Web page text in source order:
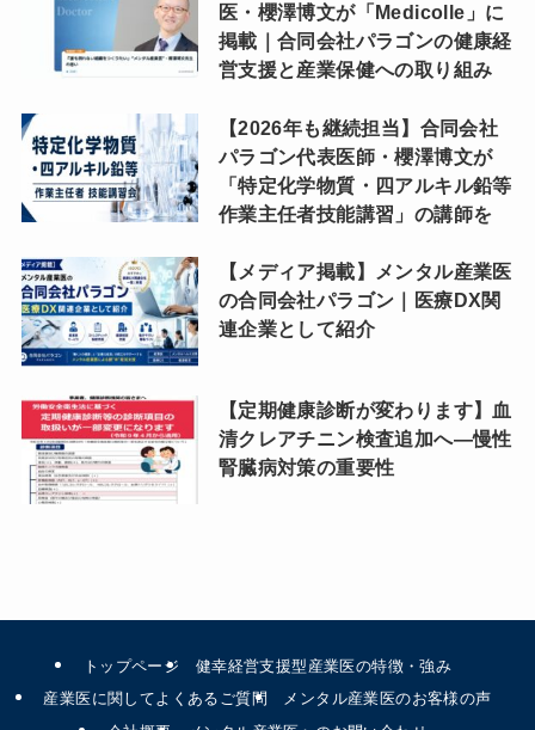
医・櫻澤博文が「Medicolle」に
掲載｜合同会社パラゴンの健康経
営支援と産業保健への取り組み
【2026年も継続担当】合同会社
パラゴン代表医師・櫻澤博文が
「特定化学物質・四アルキル鉛等
作業主任者技能講習」の講師を
【メディア掲載】メンタル産業医
の合同会社パラゴン｜医療DX関
連企業として紹介
【定期健康診断が変わります】血
清クレアチニン検査追加へ―慢性
腎臓病対策の重要性
トップページ
健幸経営支援型産業医の特徴・強み
産業医に関してよくあるご質問
メンタル産業医のお客様の声